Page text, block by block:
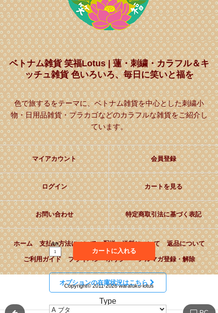
個数
カートに入れる
オプションの在庫状況はこちら
Type
ベトナム雑貨 笑福Lotus | 蓮・刺繍・カラフル＆キ
ッチュ雑貨 色いろいろ、毎日に笑いと福を
色で旅するをテーマに、ベトナム雑貨を中心とした刺繍小
物・日用品雑貨・プラカゴなどのカラフルな雑貨をご紹介し
ています。
マイアカウント 会員登録
ログイン カートを見る
お問い合わせ 特定商取引法に基づく表記
ホーム 支払い方法について 配送・送料について 返品について
ご利用ガイド プライバシーポリシー メルマガ登録・解除
Copyright© 2011-2026 warafuku-lotus